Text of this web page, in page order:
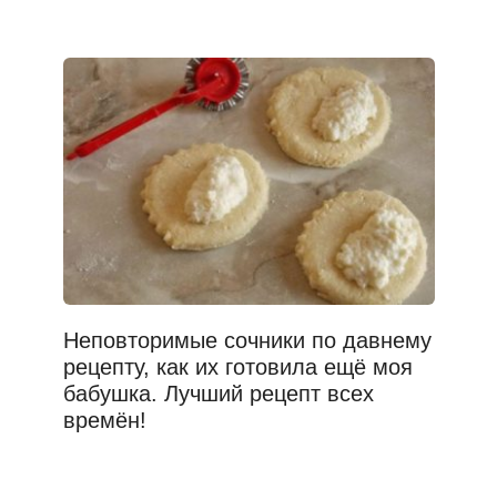
Неповторимые сочники по давнему
рецепту, как их готовила ещё моя
бабушка. Лучший рецепт всех
времён!